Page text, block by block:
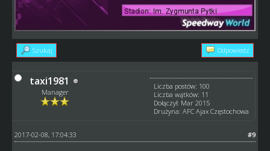
Szukaj Odpowiedz
taxi1981
Manager
Liczba postów: 100
Liczba wątków: 11
Dołączył: Mar 2015
Drużyna: AFC Ajax Częstochowa
#9
2017-02-08, 17:04:33